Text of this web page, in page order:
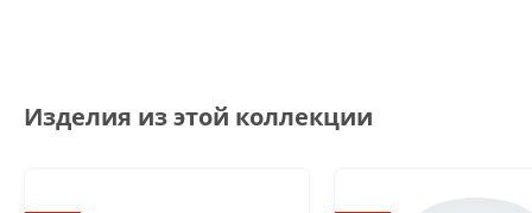
Изделия из этой коллекции